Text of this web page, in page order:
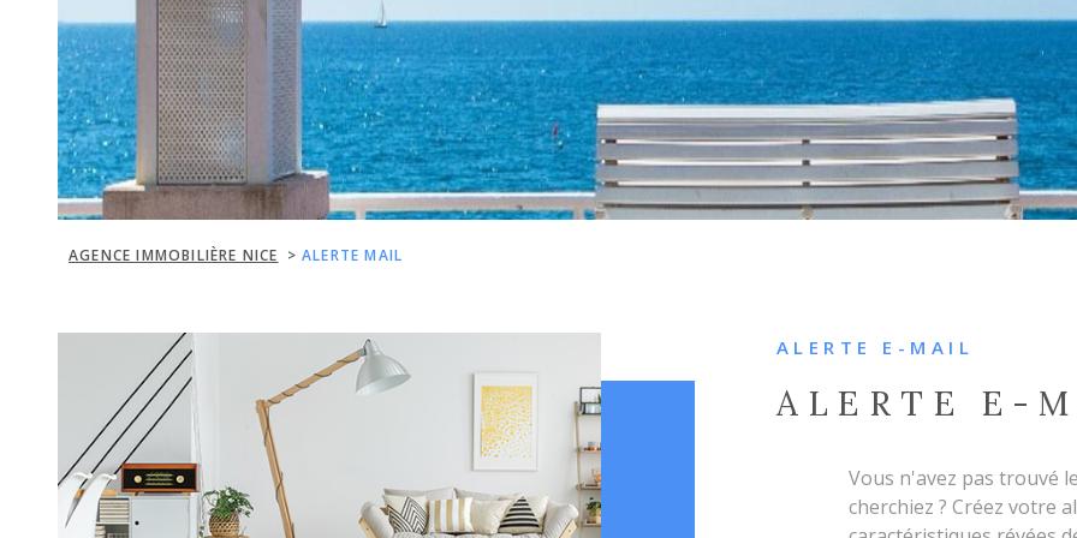
AGENCE IMMOBILIÈRE NICE ALERTE MAIL
ALERTE E-MAIL
ALERTE E-
Vous n'avez pas trouvé
cherchiez ? Créez votre